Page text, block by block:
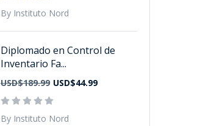
By Instituto Nord
Diplomado en Control de
Inventario Fa...
USD$189.99 USD$44.99
By Instituto Nord